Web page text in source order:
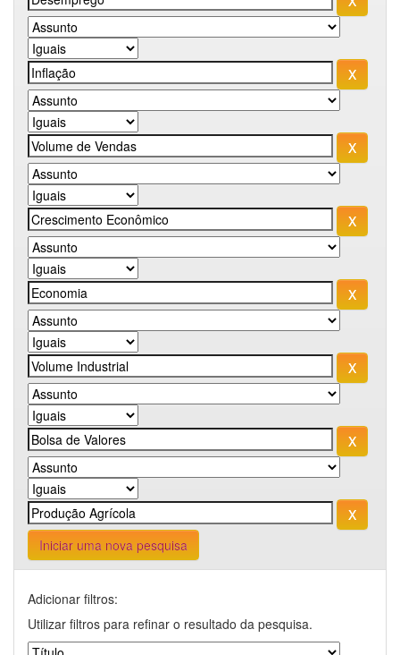
Iniciar uma nova pesquisa
Adicionar filtros:
Utilizar filtros para refinar o resultado da pesquisa.